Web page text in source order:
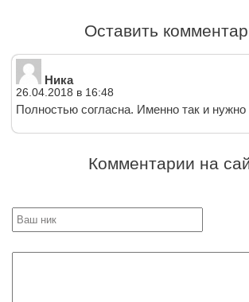
Оставить
Ника
26.04.2018 в 16:48
Полностью согласна. Именно так и
Комментарии на